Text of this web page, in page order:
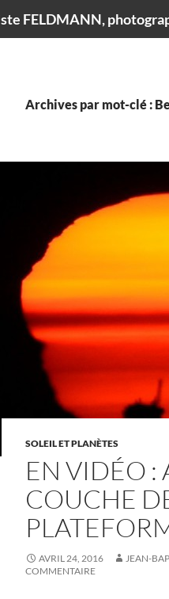
FELDMANN,
Archives par mot-clé :
SOLEIL ET PLANÈTES
EN VIDÉO :
COUCHE
AVRIL 24, 2016 JEAN-
COMMENTAIRE